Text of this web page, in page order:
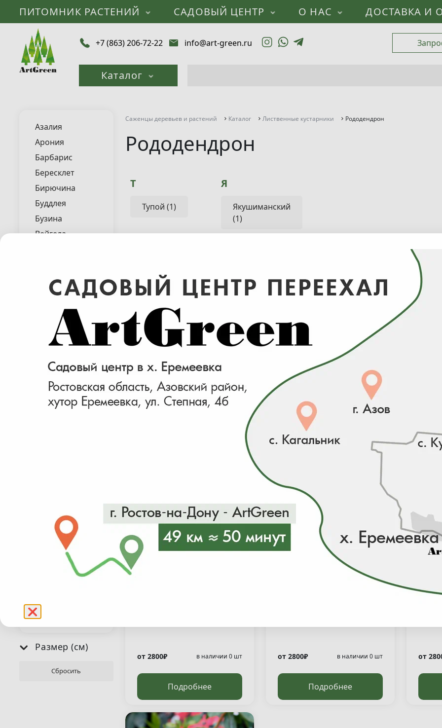
❌
ПИТОМНИК РАСТЕНИЙ САДОВЫЙ ЦЕНТР О НАС ДОСТАВКА И
+7 (863) 206-72-22 info@art-green.ru
Каталог
Азалия
Арония
Барбарис
Бересклет
Бирючина
Буддлея
Бузина
Вейгела
Дейция
Дерен
Жимолость
Калина
Кизильник
Клен
Лещина
Скумпия
Смородина
Форзиция
Чубушник
Размер (см)
Саженцы деревьев и растений Каталог Лиственные кустарники Рододендрон
Рододендрон
Т
Тупой (1)
Я
Якушиманский
(1)
Для отображения индивидуальных цен на сайте
Найдено 4 товара
Рододендрон японский
"Гейша Роза"(
Rhododendron japonica
от 2800₽ в наличии 0 шт
Подробнее
Рододендрон японский
"Гейша Лилла"(
Rododendron japonica
от 2800₽ в наличии 0 шт
Подробнее
от